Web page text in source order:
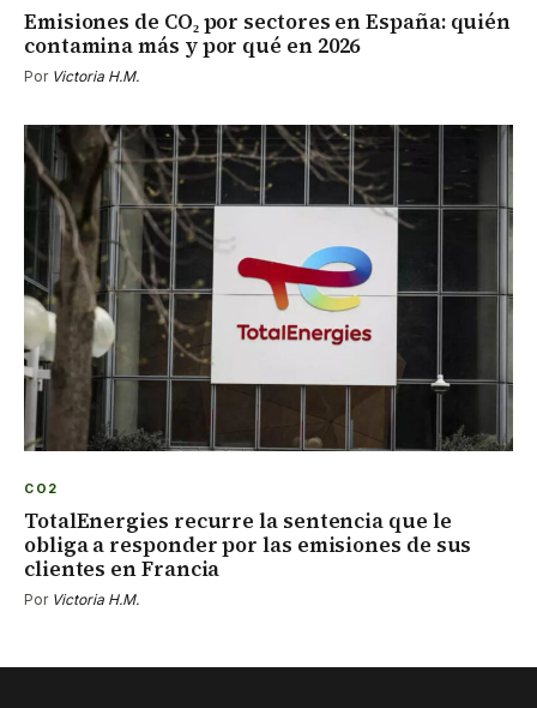
Emisiones de CO₂ por sectores en España: quién
contamina más y por qué en 2026
Por Victoria H.M.
CO2
TotalEnergies recurre la sentencia que le
obliga a responder por las emisiones de sus
clientes en Francia
Por Victoria H.M.